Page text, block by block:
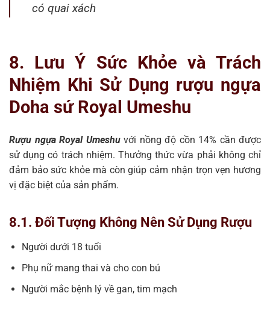
có quai xách
8. Lưu Ý Sức Khỏe và Trách
Nhiệm Khi Sử Dụng rượu ngựa
Doha sứ Royal Umeshu
Rượu ngựa Royal Umeshuvới nồng độ cồn 14% cần được
sử dụng có trách nhiệm. Thưởng thức vừa phải không chỉ
đảm bảo sức khỏe mà còn giúp cảm nhận trọn vẹn hương
vị đặc biệt của sản phẩm.
8.1. Đối Tượng Không Nên Sử Dụng Rượu
Người dưới 18 tuổi
Phụ nữ mang thai và cho con bú
Người mắc bệnh lý về gan, tim mạch